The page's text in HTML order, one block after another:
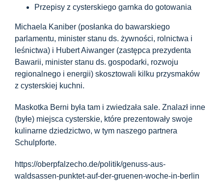
Pliki do pobrania
Miejsce nauki
Dziedzictwo kulinarne
Łatwy język
Przepisy z cysterskiego garnka do gotowania
Michaela Kaniber (posłanka do bawarskiego
parlamentu, minister stanu ds. żywności, rolnictwa i
leśnictwa) i Hubert Aiwanger (zastępca prezydenta
Bawarii, minister stanu ds. gospodarki, rozwoju
regionalnego i energii) skosztowali kilku przysmaków
z cysterskiej kuchni.
Maskotka Berni była tam i zwiedzała sale. Znalazł inne
(byłe) miejsca cysterskie, które prezentowały swoje
kulinarne dziedzictwo, w tym naszego partnera
Schulpforte.
https://oberpfalzecho.de/politik/genuss-aus-
waldsassen-punktet-auf-der-gruenen-woche-in-berlin